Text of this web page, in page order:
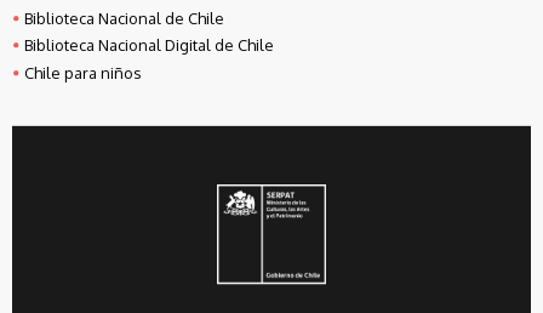
Biblioteca Nacional de Chile
Biblioteca Nacional Digital de Chile
Chile para niños